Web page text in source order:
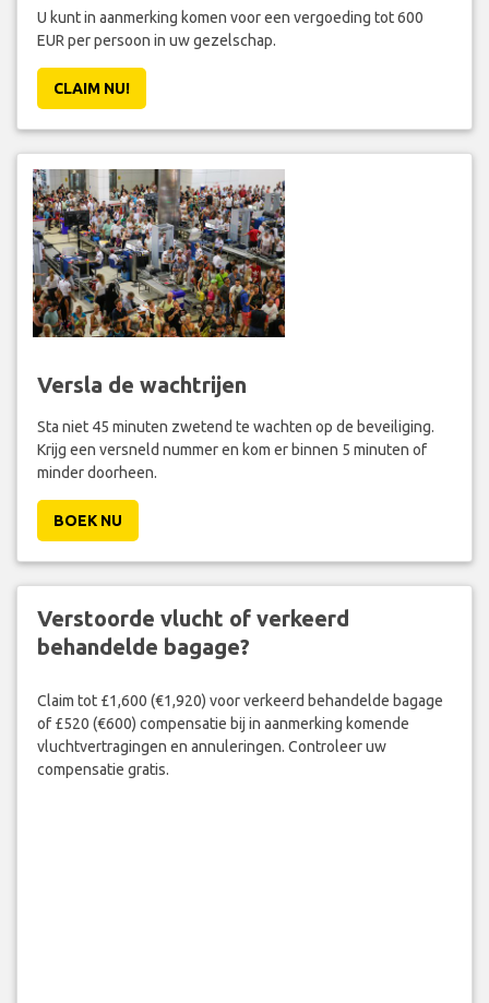
U kunt in aanmerking komen voor een vergoeding tot 600
EUR per persoon in uw gezelschap.
CLAIM NU!
Versla de wachtrijen
Sta niet 45 minuten zwetend te wachten op de beveiliging.
Krijg een versneld nummer en kom er binnen 5 minuten of
minder doorheen.
BOEK NU
Verstoorde vlucht of verkeerd
behandelde bagage?
Claim tot £1,600 (€1,920) voor verkeerd behandelde bagage
of £520 (€600) compensatie bij in aanmerking komende
vluchtvertragingen en annuleringen. Controleer uw
compensatie gratis.